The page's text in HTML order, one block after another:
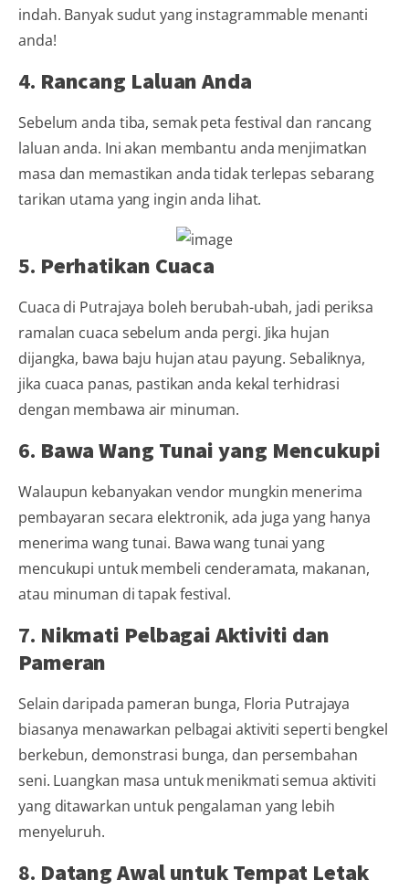
indah. Banyak sudut yang instagrammable menanti
anda!
4. Rancang Laluan Anda
Sebelum anda tiba, semak peta festival dan rancang
laluan anda. Ini akan membantu anda menjimatkan
masa dan memastikan anda tidak terlepas sebarang
tarikan utama yang ingin anda lihat.
5. Perhatikan Cuaca
Cuaca di Putrajaya boleh berubah-ubah, jadi periksa
ramalan cuaca sebelum anda pergi. Jika hujan
dijangka, bawa baju hujan atau payung. Sebaliknya,
jika cuaca panas, pastikan anda kekal terhidrasi
dengan membawa air minuman.
6. Bawa Wang Tunai yang Mencukupi
Walaupun kebanyakan vendor mungkin menerima
pembayaran secara elektronik, ada juga yang hanya
menerima wang tunai. Bawa wang tunai yang
mencukupi untuk membeli cenderamata, makanan,
atau minuman di tapak festival.
7. Nikmati Pelbagai Aktiviti dan
Pameran
Selain daripada pameran bunga, Floria Putrajaya
biasanya menawarkan pelbagai aktiviti seperti bengkel
berkebun, demonstrasi bunga, dan persembahan
seni. Luangkan masa untuk menikmati semua aktiviti
yang ditawarkan untuk pengalaman yang lebih
menyeluruh.
8. Datang Awal untuk Tempat Letak